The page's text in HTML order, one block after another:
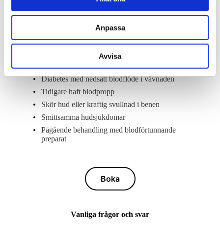
Anpassa
Avvisa
Kontraindikationer
Gravida och ammande
Allergi mot läkemedel som ska injiceras
Diabetes med nedsatt blodflöde i vävnaden
Tidigare haft blodpropp
Skör hud eller kraftig svullnad i benen
Smittsammahudsjukdomar
Pågående behandling med blodförtunnande
preparat
Boka
Vanliga frågor och svar